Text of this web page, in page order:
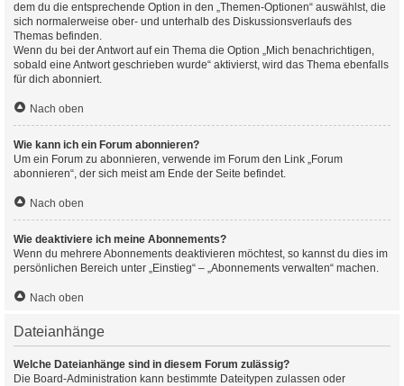
dem du die entsprechende Option in den „Themen-Optionen“ auswählst, die
sich normalerweise ober- und unterhalb des Diskussionsverlaufs des
Themas befinden.
Wenn du bei der Antwort auf ein Thema die Option „Mich benachrichtigen,
sobald eine Antwort geschrieben wurde“ aktivierst, wird das Thema ebenfalls
für dich abonniert.
Nach oben
Wie kann ich ein Forum abonnieren?
Um ein Forum zu abonnieren, verwende im Forum den Link „Forum
abonnieren“, der sich meist am Ende der Seite befindet.
Nach oben
Wie deaktiviere ich meine Abonnements?
Wenn du mehrere Abonnements deaktivieren möchtest, so kannst du dies im
persönlichen Bereich unter „Einstieg“ – „Abonnements verwalten“ machen.
Nach oben
Dateianhänge
Welche Dateianhänge sind in diesem Forum zulässig?
Die Board-Administration kann bestimmte Dateitypen zulassen oder